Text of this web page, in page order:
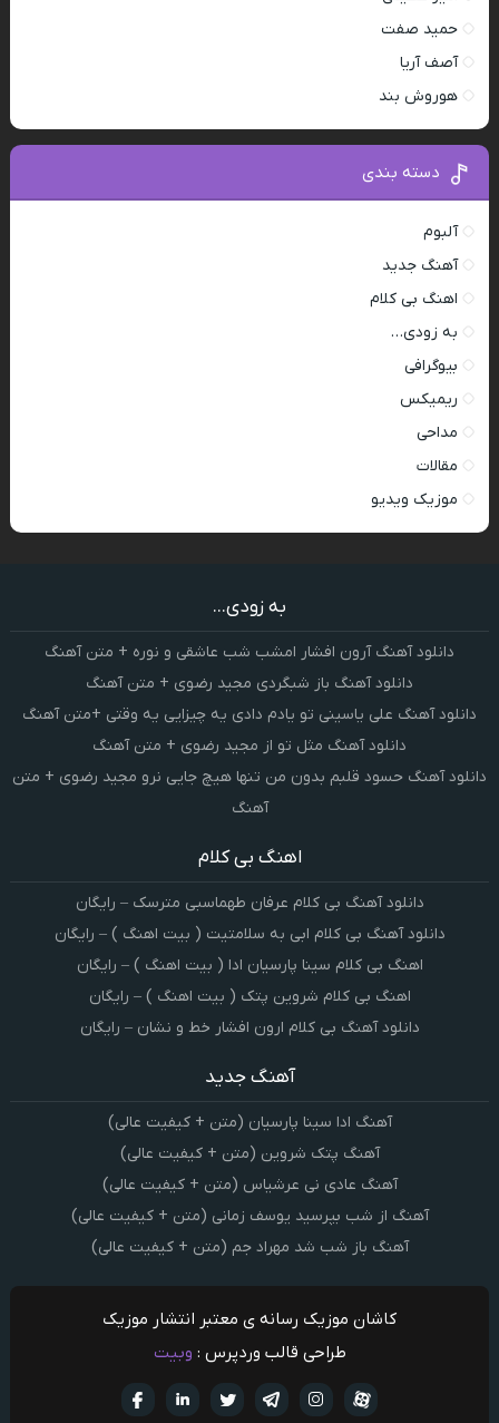
حمید صفت
آصف آریا
هوروش بند
دسته بندی
آلبوم
آهنگ جدید
اهنگ بی کلام
به زودی…
بیوگرافی
ریمیکس
مداحی
مقالات
موزیک ویدیو
به زودی...
دانلود آهنگ آرون افشار امشب شب عاشقی و نوره + متن آهنگ
دانلود آهنگ باز شبگردی مجید رضوی + متن آهنگ
دانلود آهنگ علی یاسینی تو یادم دادی یه چیزایی یه وقتی +متن آهنگ
دانلود آهنگ مثل تو از مجید رضوی + متن آهنگ
دانلود آهنگ حسود قلبم بدون من تنها هیچ جایی نرو مجید رضوی + متن
آهنگ
اهنگ بی کلام
دانلود آهنگ بی کلام عرفان طهماسبی مترسک – رایگان
دانلود آهنگ بی کلام ابی به سلامتیت ( بیت اهنگ ) – رایگان
اهنگ بی کلام سینا پارسیان ادا ( بیت اهنگ ) – رایگان
اهنگ بی کلام شروین پتک ( بیت اهنگ ) – رایگان
دانلود آهنگ بی کلام ارون افشار خط و نشان – رایگان
آهنگ جدید
آهنگ ادا سینا پارسیان (متن + کیفیت عالی)
آهنگ پتک شروین (متن + کیفیت عالی)
آهنگ عادی نی عرشیاس (متن + کیفیت عالی)
آهنگ از شب بپرسید یوسف زمانی (متن + کیفیت عالی)
آهنگ باز شب شد مهراد جم (متن + کیفیت عالی)
کاشان موزیک رسانه ی معتبر انتشار موزیک
طراحی قالب وردپرس : وبیت
تويتر تلگرام
اینستاگرام آپارات